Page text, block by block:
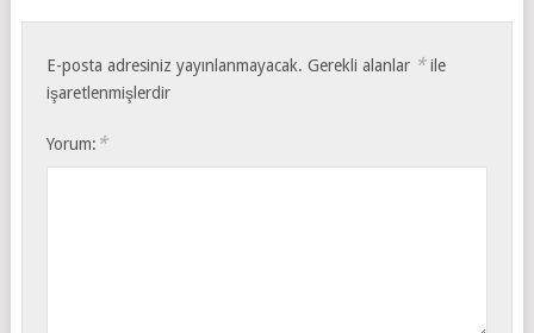
E-posta adresiniz yayınlanmayacak. Gerekli alanlar *ile
işaretlenmişlerdir
Yorum: *